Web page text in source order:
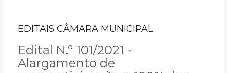
EDITAIS CÂMARA MUNICIPAL
Edital N.º 101/2021 -
Alargamento de